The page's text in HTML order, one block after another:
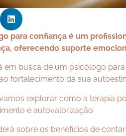
para confiança é um
oferecendo suporte
em busca de um psicólogo
fortalecimento da sua
explorar como a terapia
e autovalorização.
sobre os benefícios de